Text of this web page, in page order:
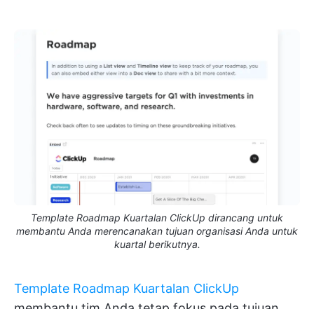
Template Roadmap Kuartalan ClickUp dirancang untuk
membantu Anda merencanakan tujuan organisasi Anda untuk
kuartal berikutnya.
Template Roadmap Kuartalan ClickUp